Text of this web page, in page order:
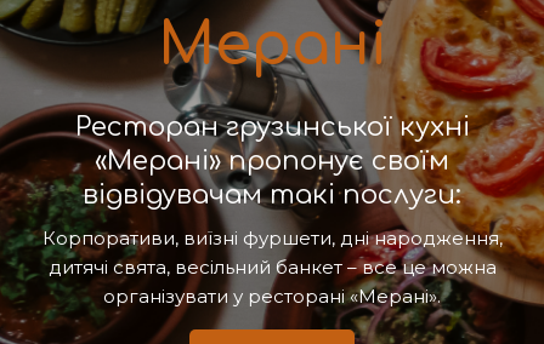
Мерані
Ресторан грузинської кухні
«Мерані» пропонує своїм
відвідувачам такі послуги:
Корпоративи, виїзні фуршети, дні народження,
дитячі свята, весільний банкет – все це можна
організувати у ресторані «Мерані».